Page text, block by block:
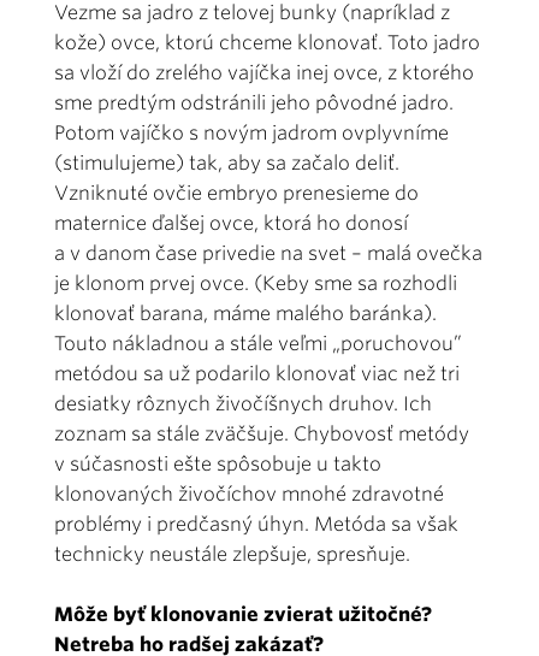
Vezme sa jadro z telovej bunky (napríklad z
kože) ovce, ktorú chceme klonovať. Toto jadro
sa vloží do zrelého vajíčka inej ovce, z ktorého
sme predtým odstránili jeho pôvodné jadro.
Potom vajíčko s novým jadrom ovplyvníme
(stimulujeme) tak, aby sa začalo deliť.
Vzniknuté ovčie embryo prenesieme do
maternice ďalšej ovce, ktorá ho donosí
a v danom čase privedie na svet – malá ovečka
je klonom prvej ovce. (Keby sme sa rozhodli
klonovať barana, máme malého baránka).
Touto nákladnou a stále veľmi „poruchovou”
metódou sa už podarilo klonovať viac než tri
desiatky rôznych živočíšnych druhov. Ich
zoznam sa stále zväčšuje. Chybovosť metódy
v súčasnosti ešte spôsobuje u takto
klonovaných živočíchov mnohé zdravotné
problémy i predčasný úhyn. Metóda sa však
technicky neustále zlepšuje, spresňuje.
Môže byť klonovanie zvierat užitočné?
Netreba ho radšej zakázať?